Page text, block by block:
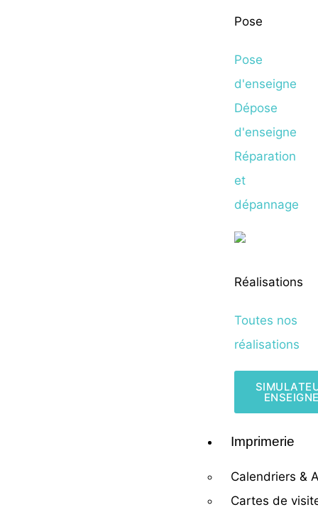
Pose
Pose
d'enseigne
Dépose
d'enseigne
Réparation
et
dépannage
Réalisations
Toutes nos
réalisations
Imprimerie
Calendriers &
Cartes de